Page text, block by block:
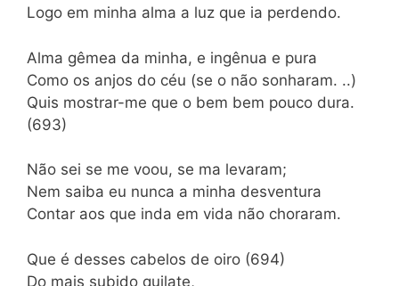
Logo em minha alma a luz que ia perdendo.
Alma gêmea da minha, e ingênua e pura
Como os anjos do céu (se o não sonharam. ..)
Quis mostrar-me que o bem bem pouco dura.
(693)
Não sei se me voou, se ma levaram;
Nem saiba eu nunca a minha desventura
Contar aos que inda em vida não choraram.
Que é desses cabelos de oiro (694)
Do mais subido quilate,